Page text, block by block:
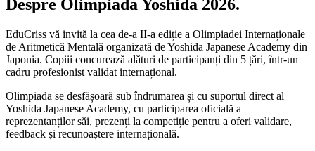
Despre Olimpiada Yoshida 2026.
EduCriss vă invită la cea de-a II-a ediție a Olimpiadei Internaționale
de Aritmetică Mentală organizată de Yoshida Japanese Academy din
Japonia. Copiii concurează alături de participanți din 5 țări, într-un
cadru profesionist validat internațional.
Olimpiada se desfășoară sub îndrumarea și cu suportul direct al
Yoshida Japanese Academy, cu participarea oficială a
reprezentanților săi, prezenți la competiție pentru a oferi validare,
feedback și recunoaștere internațională.